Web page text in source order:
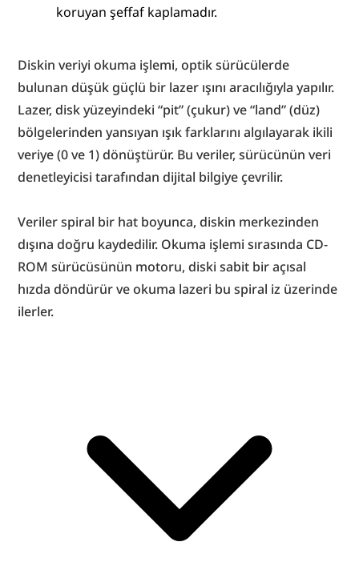
koruyan şeffaf kaplamadır.
Diskin veriyi okuma işlemi, optik sürücülerde
bulunan düşük güçlü bir lazer ışını aracılığıyla yapılır.
Lazer, disk yüzeyindeki “pit” (çukur) ve “land” (düz)
bölgelerinden yansıyan ışık farklarını algılayarak ikili
veriye (0 ve 1) dönüştürür. Bu veriler, sürücünün veri
denetleyicisi tarafından dijital bilgiye çevrilir.
Veriler spiral bir hat boyunca, diskin merkezinden
dışına doğru kaydedilir. Okuma işlemi sırasında CD-
ROM sürücüsünün motoru, diski sabit bir açısal
hızda döndürür ve okuma lazeri bu spiral iz üzerinde
ilerler.